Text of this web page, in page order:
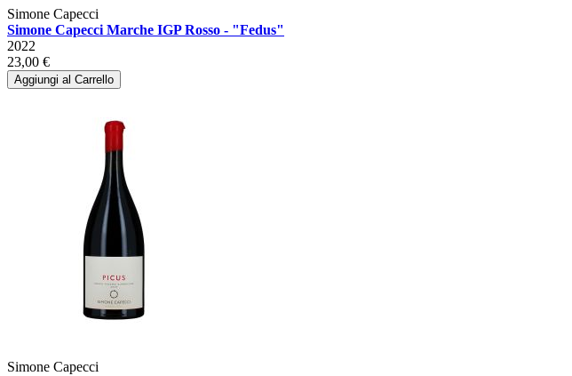
Simone Capecci
Simone Capecci Marche IGP Rosso - "Fedus"
2022
23,00 €
Aggiungi al Carrello
Simone Capecci